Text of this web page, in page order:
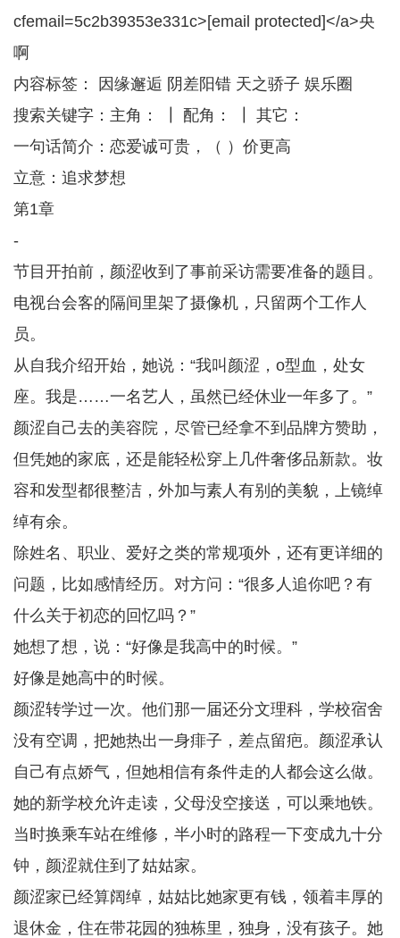
cfemail=5c2b39353e331c>[email protected]</a>央
啊
内容标签： 因缘邂逅 阴差阳错 天之骄子 娱乐圈
搜索关键字：主角： ┃ 配角： ┃ 其它：
一句话简介：恋爱诚可贵，（ ）价更高
立意：追求梦想
第1章
-
节目开拍前，颜涩收到了事前采访需要准备的题目。
电视台会客的隔间里架了摄像机，只留两个工作人
员。
从自我介绍开始，她说：“我叫颜涩，o型血，处女
座。我是……一名艺人，虽然已经休业一年多了。”
颜涩自己去的美容院，尽管已经拿不到品牌方赞助，
但凭她的家底，还是能轻松穿上几件奢侈品新款。妆
容和发型都很整洁，外加与素人有别的美貌，上镜绰
绰有余。
除姓名、职业、爱好之类的常规项外，还有更详细的
问题，比如感情经历。对方问：“很多人追你吧？有
什么关于初恋的回忆吗？”
她想了想，说：“好像是我高中的时候。”
好像是她高中的时候。
颜涩转学过一次。他们那一届还分文理科，学校宿舍
没有空调，把她热出一身痱子，差点留疤。颜涩承认
自己有点娇气，但她相信有条件走的人都会这么做。
她的新学校允许走读，父母没空接送，可以乘地铁。
当时换乘车站在维修，半小时的路程一下变成九十分
钟，颜涩就住到了姑姑家。
颜涩家已经算阔绰，姑姑比她家更有钱，领着丰厚的
退休金，住在带花园的独栋里，独身，没有孩子。她